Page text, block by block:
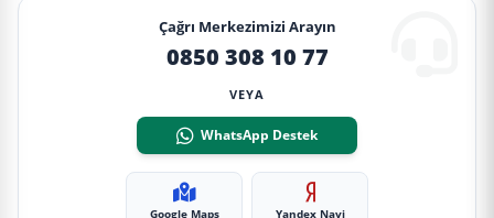
Çağrı Merkezimizi Arayın
0850 308 10 77
VEYA
WhatsApp Destek
Google Maps Yandex Navi